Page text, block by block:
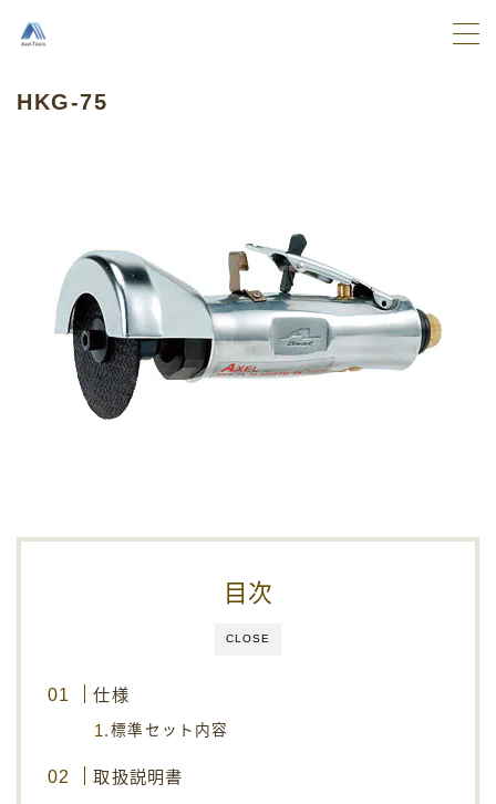
エアーツール
先端工具
アクセサリー
ご注文
安全に関する注意事項
お問い合わせ
HKG-75
CLOSE
目次
仕様
標準セット内容
取扱説明書